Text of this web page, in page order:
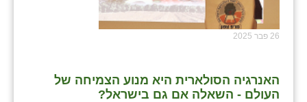
26 פבר 2025
האנרגיה הסולארית היא מנוע הצמיחה של
העולם - השאלה אם גם בישראל?